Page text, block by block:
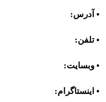
• آدرس:
• تلفن:
• وبسایت:
• اینستاگرام: